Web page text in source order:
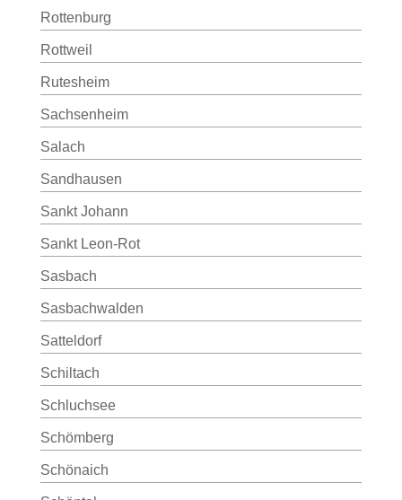
Rottenburg
Rottweil
Rutesheim
Sachsenheim
Salach
Sandhausen
Sankt Johann
Sankt Leon-Rot
Sasbach
Sasbachwalden
Satteldorf
Schiltach
Schluchsee
Schömberg
Schönaich